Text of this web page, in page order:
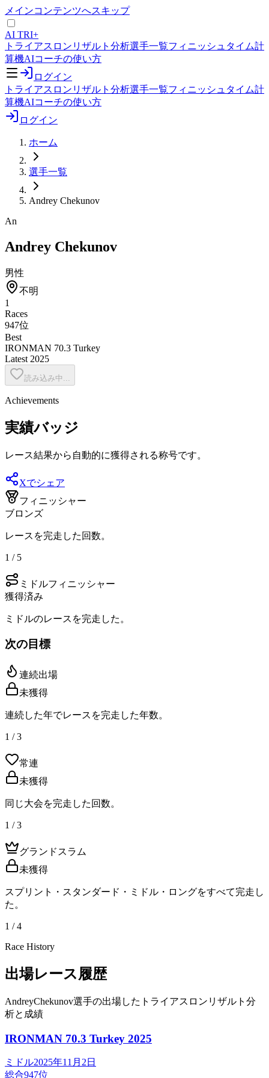
メインコンテンツへスキップ
AI TRI+
トライアスロンリザルト分析選手一覧フィニッシュタイム計
算機AIコーチの使い方
ログイン
トライアスロンリザルト分析選手一覧フィニッシュタイム計
算機AIコーチの使い方
ログイン
ホーム
選手一覧
Andrey Chekunov
An
Andrey Chekunov
男性
不明
1
Races
947位
Best
IRONMAN 70.3 Turkey
Latest 2025
読み込み中...
Achievements
実績バッジ
レース結果から自動的に獲得される称号です。
Xでシェア
フィニッシャー
ブロンズ
レースを完走した回数。
1 / 5
ミドルフィニッシャー
獲得済み
ミドルのレースを完走した。
次の目標
連続出場
未獲得
連続した年でレースを完走した年数。
1 / 3
常連
未獲得
同じ大会を完走した回数。
1 / 3
グランドスラム
未獲得
スプリント・スタンダード・ミドル・ロングをすべて完走し
た。
1 / 4
Race History
出場レース履歴
AndreyChekunov選手の出場したトライアスロンリザルト分
析と成績
IRONMAN 70.3 Turkey 2025
ミドル2025年11月2日
総合947位